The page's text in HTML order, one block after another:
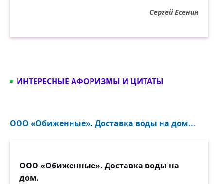
Сергей Есенин
ИНТЕРЕСНЫЕ АФОРИЗМЫ И ЦИТАТЫ
ООО «Обиженные». Доставка воды на дом...
ООО «Обиженные». Доставка воды на
дом.